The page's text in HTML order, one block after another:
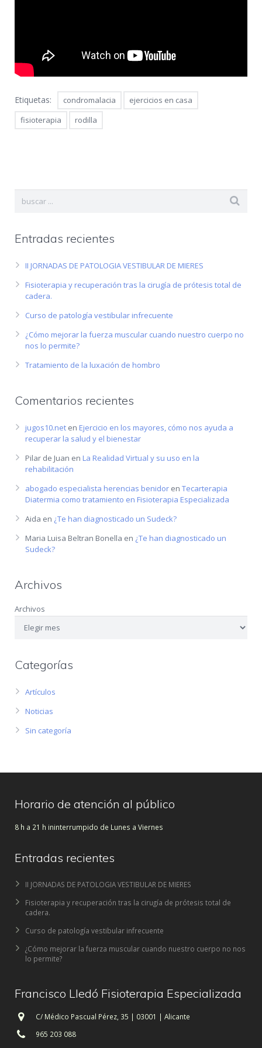
Etiquetas: condromalacia
ejercicios en casa
fisioterapia
rodilla
Entradas recientes
II JORNADAS DE PATOLOGIA VESTIBULAR DE MIERES
Fisioterapia y recuperación tras la cirugía de prótesis total de
cadera.
Curso de patología vestibular infrecuente
¿Cómo mejorar la fuerza muscular cuando nuestro cuerpo no
nos lo permite?
Tratamiento de la luxación de hombro
Comentarios recientes
jugos10.net en Ejercicio en los mayores, cómo nos ayuda a
recuperar la salud y el bienestar
Pilar de Juan en La Realidad Virtual y su uso en la
rehabilitación
abogado especialista herencias benidor en Tecarterapia
Diatermia como tratamiento en Fisioterapia Especializada
Aida en ¿Te han diagnosticado un Sudeck?
Maria Luisa Beltran Bonella en ¿Te han diagnosticado un
Sudeck?
Archivos
Archivos
Categorías
Artículos
Noticias
Sin categoría
Horario de atención al público
8 h a 21 h ininterrumpido de Lunes a Viernes
Entradas recientes
II JORNADAS DE PATOLOGIA VESTIBULAR DE MIERES
Fisioterapia y recuperación tras la cirugía de prótesis total de
cadera.
Curso de patología vestibular infrecuente
¿Cómo mejorar la fuerza muscular cuando nuestro cuerpo no nos
lo permite?
Francisco Lledó Fisioterapia Especializada
C/ Médico Pascual Pérez, 35 | 03001 | Alicante
965 203 088